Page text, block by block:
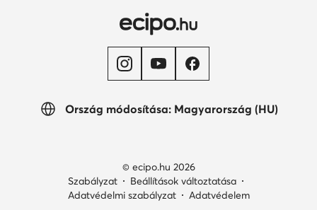
Ország módosítása: Magyarország (HU)
© ecipo.hu 2026
Szabályzat
Beállítások változtatása
Adatvédelmi szabályzat
Adatvédelem